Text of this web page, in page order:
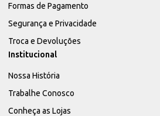
Formas de Pagamento
Segurança e Privacidade
Troca e Devoluções
Institucional
Nossa História
Trabalhe Conosco
Conheça as Lojas